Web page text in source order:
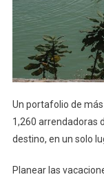
Un portafolio de
1,260 arrendadoras
destino, en un solo
Planear las